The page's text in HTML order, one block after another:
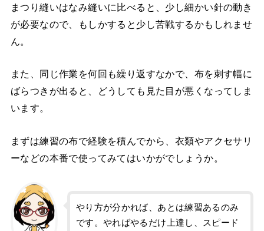
まつり縫いはなみ縫いに比べると、少し細かい針の動き
が必要なので、もしかすると少し苦戦するかもしれませ
ん。
また、同じ作業を何回も繰り返すなかで、布を刺す幅に
ばらつきが出ると、どうしても見た目が悪くなってしま
います。
まずは練習の布で経験を積んでから、衣類やアクセサリ
ーなどの本番で使ってみてはいかがでしょうか。
やり方が分かれば、あとは練習あるのみ
です。やればやるだけ上達し、スピード